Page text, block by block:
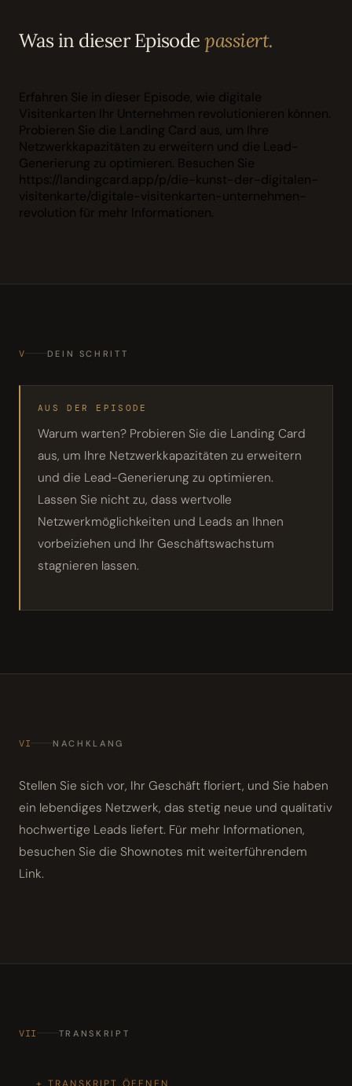
Was in dieser Episodepassiert.
Erfahren Sie in dieser Episode, wie digitale
Visitenkarten Ihr Unternehmen revolutionieren können.
Probieren Sie die Landing Card aus, um Ihre
Netzwerkkapazitäten zu erweitern und die Lead-
Generierung zu optimieren. Besuchen Sie
https://landingcard.app/p/die-kunst-der-digitalen-
visitenkarte/digitale-visitenkarten-unternehmen-
revolution für mehr Informationen.
V DEIN SCHRITT
AUS DER EPISODE
Warum warten? Probieren Sie die Landing Card
aus, um Ihre Netzwerkkapazitäten zu erweitern
und die Lead-Generierung zu optimieren.
Lassen Sie nicht zu, dass wertvolle
Netzwerkmöglichkeiten und Leads an Ihnen
vorbeiziehen und Ihr Geschäftswachstum
stagnieren lassen.
VI NACHKLANG
Stellen Sie sich vor, Ihr Geschäft floriert, und Sie haben
ein lebendiges Netzwerk, das stetig neue und qualitativ
hochwertige Leads liefert. Für mehr Informationen,
besuchen Sie die Shownotes mit weiterführendem
Link.
VII TRANSKRIPT
TRANSKRIPT ÖFFNEN